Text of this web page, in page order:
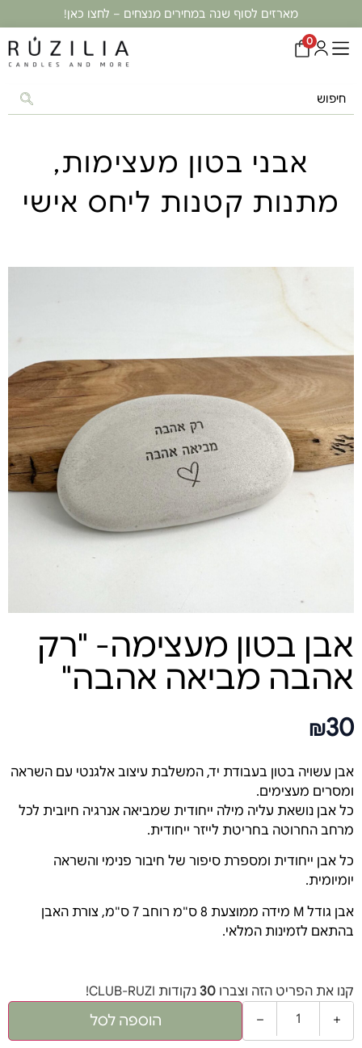
מארזים לסוף שנה במחירים מנצחים – לחצו כאן!
0
אבני בטון מעצימות,
מתנות קטנות ליחס אישי
אבן בטון מעצימה- "רק
אהבה מביאה אהבה"
₪30
אבן עשויה בטון בעבודת יד, המשלבת עיצוב אלגנטי עם השראה
ומסרים מעצימים.
כל אבן נושאת עליה מילה ייחודית שמביאה אנרגיה חיובית לכל
מרחב החרוטה בחריטת לייזר ייחודית.
כל אבן ייחודית ומספרת סיפור של חיבור פנימי והשראה
יומיומית.
אבן גודל M מידה ממוצעת 8 ס"מ רוחב 7 ס"מ, צורת האבן
בהתאם לזמינות המלאי.
קנו את הפריט הזה וצברו 30 נקודות CLUB-RUZI!
− + הוספה לסל